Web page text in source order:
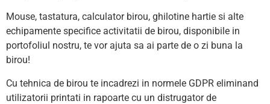
Mouse, tastatura, calculator birou, ghilotine hartie si alte
echipamente specifice activitatii de birou, disponibile in
portofoliul nostru, te vor ajuta sa ai parte de o zi buna la
birou!
Cu tehnica de birou te incadrezi in normele GDPR eliminand
utilizatorii printati in rapoarte cu un distrugator de